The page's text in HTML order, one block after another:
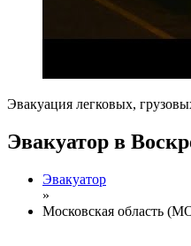
Эвакуация легковых,
Эвакуатор в
Эвакуатор
»
Московская область